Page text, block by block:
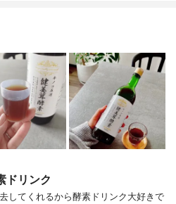
ドリンク
してくれるから 酵素ドリンク大好きで